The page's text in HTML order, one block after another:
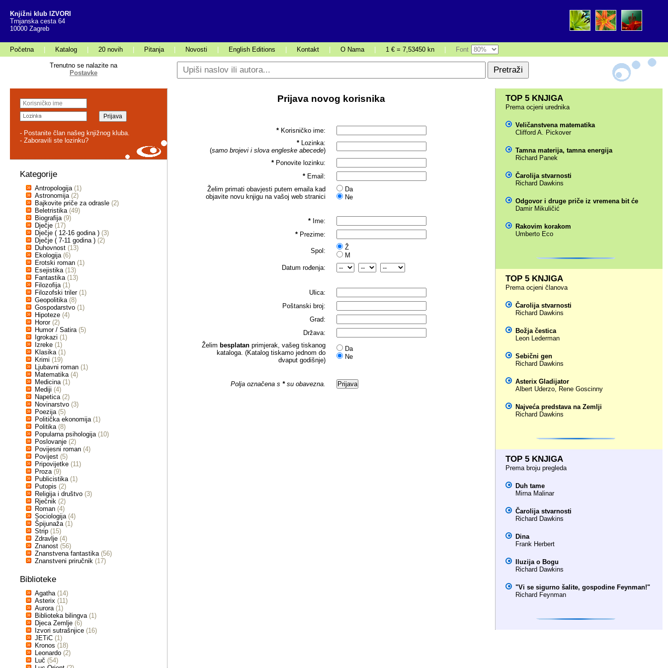
Knjižni klub IZVORI
Trnjanska cesta 64
10000 Zagreb
Početna Katalog 20 novih Pitanja Novosti English Editions Kontakt O Nama 1 € = 7,53450 kn Font
Trenutno se nalazite na
Postavke
- Postanite član našeg knjižnog kluba.
- Zaboravili ste lozinku?
Kategorije
Antropologija (1)
Astronomija (2)
Bajkovite priče za odrasle (2)
Beletristika (49)
Biografija (9)
Dječje (17)
Dječje ( 12-16 godina ) (3)
Dječje ( 7-11 godina ) (2)
Duhovnost (13)
Ekologija (6)
Erotski roman (1)
Esejistika (13)
Fantastika (13)
Filozofija (1)
Filozofski triler (1)
Geopolitika (8)
Gospodarstvo (1)
Hipoteze (4)
Horor (2)
Humor / Satira (5)
Igrokazi (1)
Izreke (1)
Klasika (1)
Krimi (19)
Ljubavni roman (1)
Matematika (4)
Medicina (1)
Mediji (4)
Napetica (2)
Novinarstvo (3)
Poezija (5)
Politička ekonomija (1)
Politika (8)
Popularna psihologija (10)
Poslovanje (2)
Povijesni roman (4)
Povijest (5)
Pripovijetke (11)
Proza (9)
Publicistika (1)
Putopis (2)
Religija i društvo (3)
Rječnik (2)
Roman (4)
Sociologija (4)
Špijunaža (1)
Strip (15)
Zdravlje (4)
Znanost (56)
Znanstvena fantastika (56)
Znanstveni priručnik (17)
Biblioteke
Agatha (14)
Asterix (11)
Aurora (1)
Biblioteka bilingva (1)
Djeca Zemlje (6)
Izvori sutrašnjice (16)
JETiC (1)
Kronos (18)
Leonardo (2)
Luč (54)
Prijava novog korisnika
* Korisničko ime:
* Lozinka:
(samo brojevi i slova engleske abecede)
* Ponovite lozinku:
* Email:
Želim primati obavjesti putem emaila kad
objavite novu knjigu na vašoj web stranici
Da
Ne
* Ime:
* Prezime:
Spol:
Ž
M
Datum rođenja:
Ulica:
Poštanski broj:
Grad:
Država:
Želim besplatan primjerak, vašeg tiskanog
kataloga. (Katalog tiskamo jednom do
dvaput godišnje)
Da
Ne
Polja označena s*su obavezna.
TOP 5 KNJIGA
Prema ocjeni urednika
Veličanstvena matematika
Clifford A. Pickover
Tamna materija, tamna energija
Richard Panek
Čarolija stvarnosti
Richard Dawkins
Odgovor i druge priče iz vremena bit će
Damir Mikuličić
Rakovim korakom
Umberto Eco
TOP 5 KNJIGA
Prema ocjeni članova
Čarolija stvarnosti
Richard Dawkins
Božja čestica
Leon Lederman
Sebični gen
Richard Dawkins
Asterix Gladijator
Albert Uderzo, Rene Goscinny
Najveća predstava na Zemlji
Richard Dawkins
TOP 5 KNJIGA
Prema broju pregleda
Duh tame
Mirna Malinar
Čarolija stvarnosti
Richard Dawkins
Dina
Frank Herbert
Iluzija o Bogu
Richard Dawkins
"Vi se sigurno šalite, gospodine Feynman!"
Richard Feynman